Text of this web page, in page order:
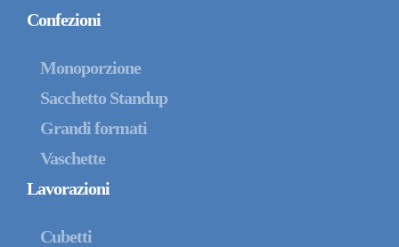
Confezioni
Monoporzione
Sacchetto Standup
Grandi formati
Vaschette
Lavorazioni
Cubetti